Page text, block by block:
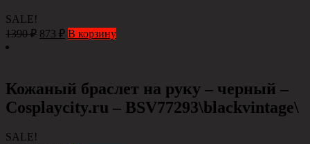
SALE!
1390₽ 873 ₽ В корзину
Кожаный браслет на руку – черный –
Сosplaycity.ru – BSV77293\blackvintage\
SALE!